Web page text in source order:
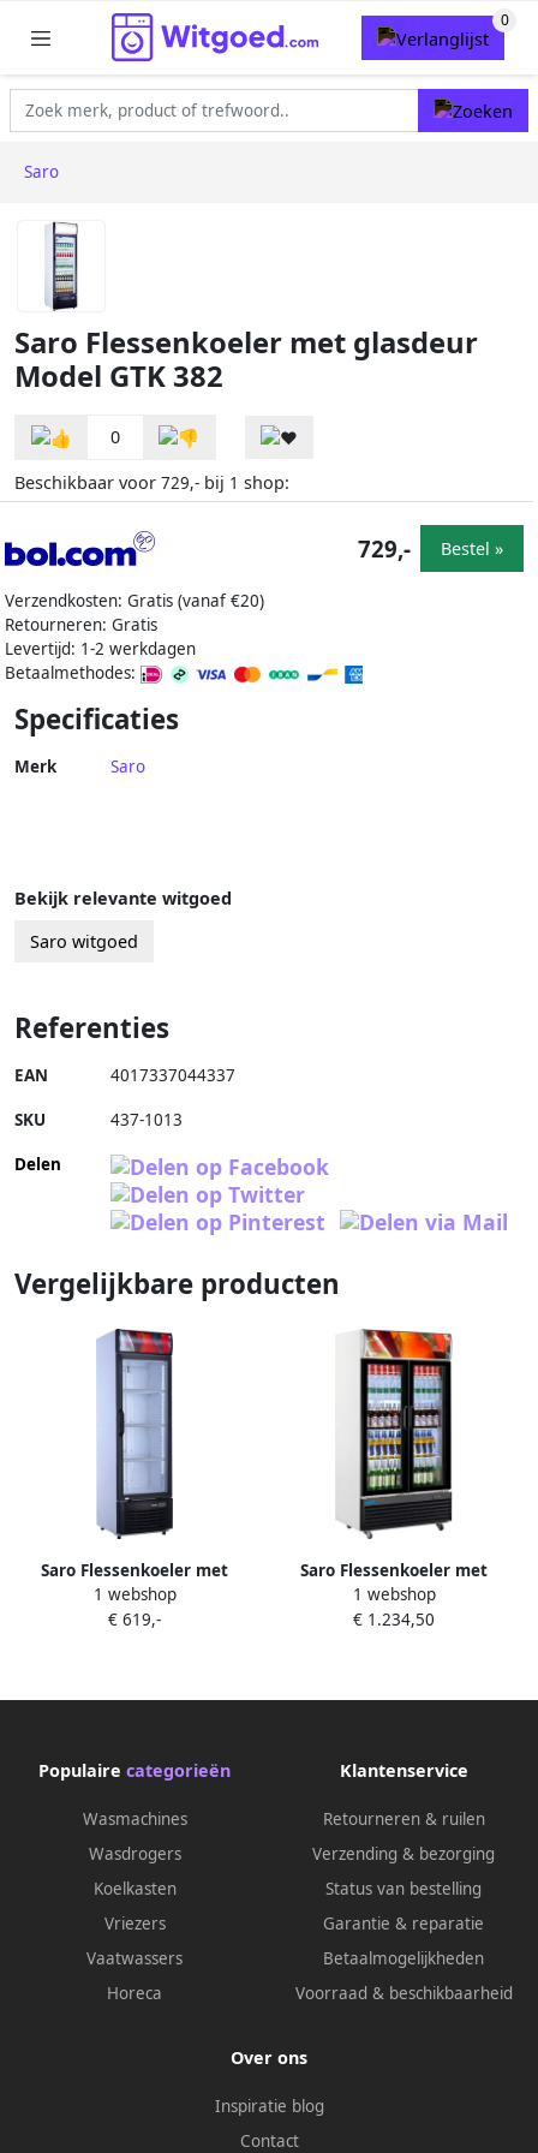
Saro
Saro Flessenkoeler met glasdeur
Model GTK 382
0
Beschikbaar voor 729,- bij 1 shop:
Verzendkosten: Gratis (vanaf €20)
Retourneren: Gratis
Levertijd: 1-2 werkdagen
Betaalmethodes:
729,- Bestel »
Specificaties
Merk Saro
Bekijk relevante witgoed
Saro witgoed
Referenties
EAN 4017337044337
SKU 437-1013
Delen
Vergelijkbare producten
Saro Flessenkoeler met
glasdeur Model GTK 282 M
1 webshop
€ 619,-
Saro Flessenkoeler met
dubbele glasdeur Model GTK
800
1 webshop
€ 1.234,50
Populaire categorieën
Wasmachines
Wasdrogers
Koelkasten
Vriezers
Vaatwassers
Horeca
Klantenservice
Retourneren & ruilen
Verzending & bezorging
Status van bestelling
Garantie & reparatie
Betaalmogelijkheden
Voorraad & beschikbaarheid
Over ons
Inspiratie blog
Contact